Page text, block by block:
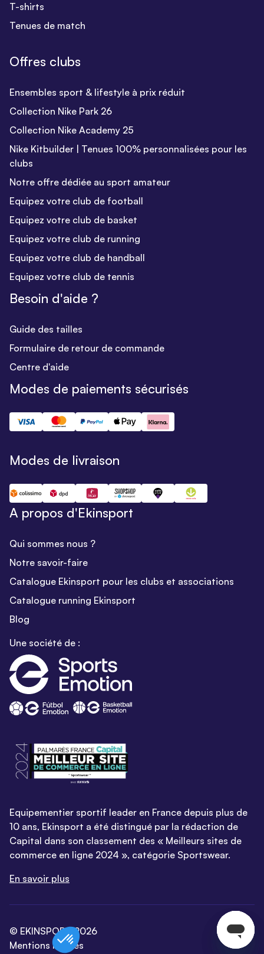
T-shirts
Tenues de match
Offres clubs
Ensembles sport & lifestyle à prix réduit
Collection Nike Park 26
Collection Nike Academy 25
Nike Kitbuilder | Tenues 100% personnalisées pour les
clubs
Notre offre dédiée au sport amateur
Equipez votre club de football
Equipez votre club de basket
Equipez votre club de running
Equipez votre club de handball
Equipez votre club de tennis
Besoin d'aide ?
Guide des tailles
Formulaire de retour de commande
Centre d'aide
Modes de paiements sécurisés
Modes de livraison
A propos d'Ekinsport
Qui sommes nous ?
Notre savoir-faire
Catalogue Ekinsport pour les clubs et associations
Catalogue running Ekinsport
Blog
Une société de :
Equipementier sportif leader en France depuis plus de
10 ans, Ekinsport a été distingué par la rédaction de
Capital dans son classement des « Meilleurs sites de
commerce en ligne 2024 », catégorie Sportswear.
En savoir plus
© EKINSPORT 2026
Mentions légales